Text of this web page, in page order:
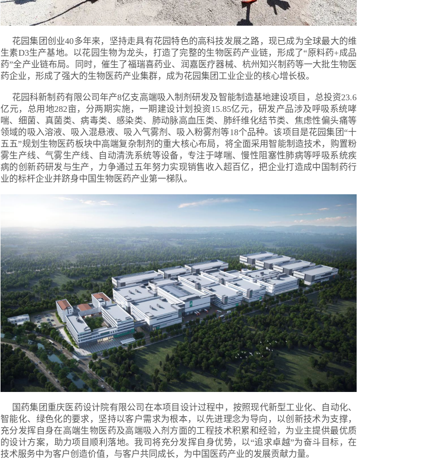
花园集团创业40多年来，坚持走具有花园特色的高科技发展之路，现已成为全球最大的维
生素D3生产基地。以花园生物为龙头，打造了完整的生物医药产业链，形成了“原料药+成品
药”全产业链布局。同时，催生了福瑞喜药业、润嘉医疗器械、杭州知兴制药等一大批生物医
药企业，形成了强大的生物医药产业集群，成为花园集团工业企业的核心增长极。
花园科新制药有限公司年产8亿支高端吸入制剂研发及智能制造基地建设项目，总投资23.6
亿元，总用地282亩，分两期实施，一期建设计划投资15.85亿元，研发产品涉及呼吸系统哮
喘、细菌、真菌类、病毒类、感染类、肺动脉高血压类、肺纤维化结节类、焦虑性偏头痛等
领域的吸入溶液、吸入混悬液、吸入气雾剂、吸入粉雾剂等18个品种。该项目是花园集团“十
五五”规划生物医药板块中高端复杂制剂的重大核心布局，将全面采用智能制造技术，购置粉
雾生产线、气雾生产线、自动清洗系统等设备，专注于哮喘、慢性阻塞性肺病等呼吸系统疾
病的创新药研发与生产，力争通过五年努力实现销售收入超百亿，把企业打造成中国制药行
业的标杆企业并跻身中国生物医药产业第一梯队。
国药集团重庆医药设计院有限公司在本项目设计过程中，按照现代新型工业化、自动化、
智能化、绿色化的要求，坚持以客户需求为根本，以先进理念为导向，以创新技术为支撑，
充分发挥自身在高端生物医药及高端吸入剂方面的工程技术积累和经验，为业主提供最优质
的设计方案，助力项目顺利落地。我司将充分发挥自身优势，以“追求卓越”为奋斗目标，在
技术服务中为客户创造价值，与客户共同成长，为中国医药产业的发展贡献力量。